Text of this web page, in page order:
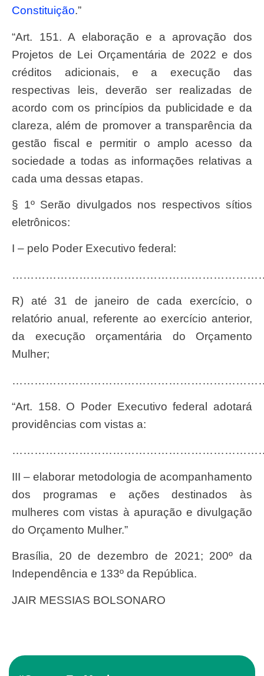
Constituição.”
“Art. 151. A elaboração e a aprovação dos
Projetos de Lei Orçamentária de 2022 e dos
créditos adicionais, e a execução das
respectivas leis, deverão ser realizadas de
acordo com os princípios da publicidade e da
clareza, além de promover a transparência da
gestão fiscal e permitir o amplo acesso da
sociedade a todas as informações relativas a
cada uma dessas etapas.
§ 1º Serão divulgados nos respectivos sítios
eletrônicos:
I – pelo Poder Executivo federal:
r) até 31 de janeiro de cada exercício, o
relatório anual, referente ao exercício anterior,
da execução orçamentária do Orçamento
Mulher;
“Art. 158. O Poder Executivo federal adotará
providências com vistas a:
III – elaborar metodologia de acompanhamento
dos programas e ações destinados às
mulheres com vistas à apuração e divulgação
do Orçamento Mulher.”
Brasília, 20 de dezembro de 2021; 200º da
Independência e 133º da República.
JAIR MESSIAS BOLSONARO